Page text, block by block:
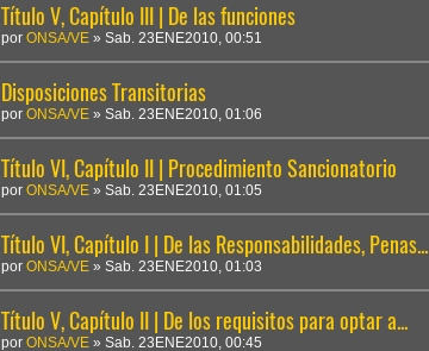
Título V, Capítulo III | De las funciones
por ONSA/VE » Sab. 23ENE2010, 00:51
Disposiciones Transitorias
por ONSA/VE » Sab. 23ENE2010, 01:06
Título VI, Capítulo II | Procedimiento Sancionatorio
por ONSA/VE » Sab. 23ENE2010, 01:05
Título VI, Capítulo I | De las Responsabilidades, Penas...
por ONSA/VE » Sab. 23ENE2010, 01:03
Título V, Capítulo II | De los requisitos para optar a...
por ONSA/VE » Sab. 23ENE2010, 00:45